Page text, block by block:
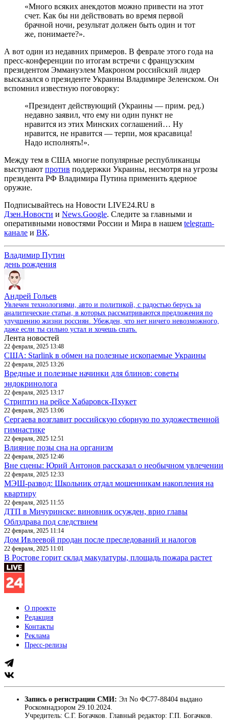
«Много всяких анекдотов можно привести на этот
счет. Как бы ни действовать во время первой
брачной ночи, результат должен быть один и тот
же, понимаете?».
А вот один из недавних примеров. В феврале этого года на
пресс-конференции по итогам встречи с французским
президентом Эммануэлем Макроном российский лидер
высказался о президенте Украины Владимире Зеленском. Он
вспомнил известную поговорку:
«Президент действующий (Украины — прим. ред.)
недавно заявил, что ему ни один пункт не
нравится из этих Минских соглашений… Ну
нравится, не нравится — терпи, моя красавица!
Надо исполнять!».
Между тем в США многие популярные республиканцы
выступают против поддержки Украины, несмотря на угрозы
президента РФ Владимира Путина применить ядерное
оружие.
Подписывайтесь на Новости LIVE24.RU в
Дзен.Новости и News.Google. Следите за главными и
оперативными новостями России и Мира в нашем telegram-
канале и ВК.
Владимир Путин
день рождения
Андрей Гольев
Увлечен технологиями, авто и политикой, с радостью берусь за
аналитические статьи, в которых рассматриваются предложения по
улучшению жизни россиян. Убежден, что нет ничего невозможного,
даже если ты сильно устал и хочешь спать.
Лента новостей
22 февраля, 2025 13:48
США: Starlink в обмен на полезные ископаемые Украины
22 февраля, 2025 13:26
Вредные и полезные начинки для блинов: советы
эндокринолога
22 февраля, 2025 13:17
Стриптиз на рейсе Хабаровск-Пхукет
22 февраля, 2025 13:06
Сергаева возглавит российскую сборную по художественной
гимнастике
22 февраля, 2025 12:51
Влияние позы сна на организм
22 февраля, 2025 12:46
Вне сцены: Юрий Антонов рассказал о необычном увлечении
22 февраля, 2025 12:33
МЭШ-развод: Школьник отдал мошенникам накопления на
квартиру
22 февраля, 2025 11:55
ДТП в Мичуринске: виновник осужден, врио главы
Облздрава под следствием
22 февраля, 2025 11:14
Дом Ивлеевой продан после преследований и налогов
22 февраля, 2025 11:01
В Ростове горит склад макулатуры, площадь пожара растет
О проекте
Редакция
Контакты
Реклама
Пресс-релизы
Запись о регистрации СМИ: Эл No ФС77-88404 выдано
Роскомнадзором 29.10.2024.
Учредитель: С.Г. Богачков. Главный редактор: Г.П. Богачков.